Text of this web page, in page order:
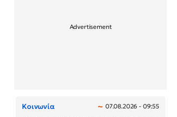
Κοινωνία 07.08.2026 - 09:55